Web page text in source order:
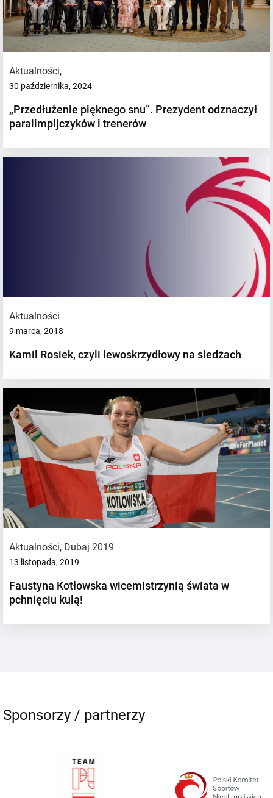
Aktualności,
30 października, 2024
„Przedłużenie pięknego snu”. Prezydent odznaczył
paralimpijczyków i trenerów
Aktualności
9 marca, 2018
Kamil Rosiek, czyli lewoskrzydłowy na sledżach
Aktualności, Dubaj 2019
13 listopada, 2019
Faustyna Kotłowska wicemistrzynią świata w
pchnięciu kulą!
Sponsorzy / partnerzy